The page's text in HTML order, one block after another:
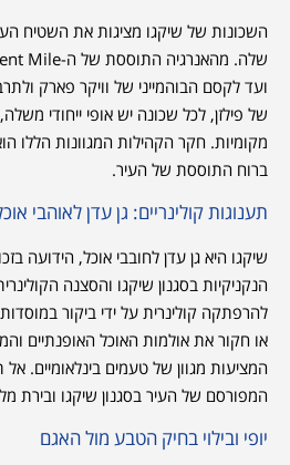
השכונות של שיקגו מציגות את השטיח
ועד לקסם הבוהמייני של וויקר פארק
של פילזן, לכל שכונה יש אופי ייחודי משלה,
מקומיות. חקר הקהילות המגוונות הללו
ברוח התוססת של העיר.
תענוגות קולינריים: גן עדן לאוהבי
שיקגו היא גן עדן לחובבי אוכל, הידועה
הנקניקיות בסגנון שיקגו והסצנה
להרפתקה קולינרית על ידי ביקור במוסדות
או חקור את אולמות האוכל האופנתיים
המציעות מגוון של טעמים בינלאומיים.
המפורסם של העיר בסגנון שיקגו ובירת
יופי ובילוי בחיק הטבע מול האגם